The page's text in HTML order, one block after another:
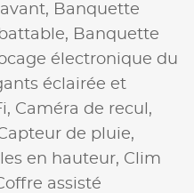
Banquette
Banquette
électronique du
éclairée et
Caméra de recul,
de pluie,
en hauteur, Clim
assisté